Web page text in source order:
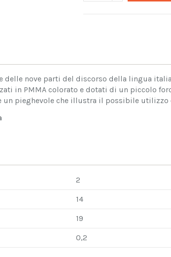
delle nove parti del discorso della lingua
in PMMA colorato e dotati di un piccolo
un pieghevole che illustra il possibile utilizzo
2
14
19
0,2